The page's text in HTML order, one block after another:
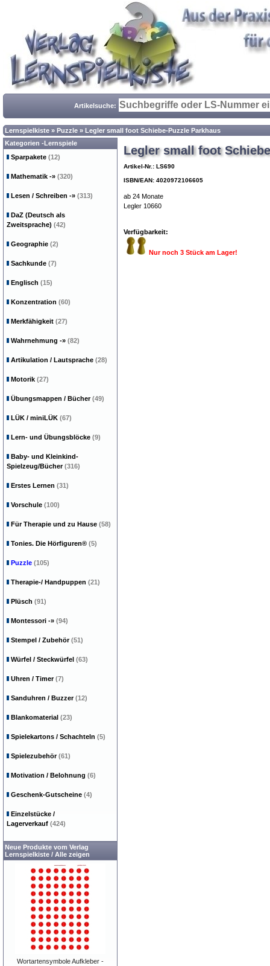
Artikelsuche:
Lernspielkiste » Puzzle » Legler small foot Schiebe-Puzzle Parkhaus
Legler small foot
Artikel-Nr.: LS690
ISBN/EAN: 4020972106605
ab 24 Monate
Legler 10660
Verfügbarkeit:
Nur noch 3 Stück am Lager!
Kategorien -Lernspiele
Sparpakete (12)
Mathematik -» (320)
Lesen / Schreiben -» (313)
DaZ (Deutsch als
Zweitsprache) (42)
Geographie (2)
Sachkunde (7)
Englisch (15)
Konzentration (60)
Merkfähigkeit (27)
Wahrnehmung -» (82)
Artikulation / Lautsprache (28)
Motorik (27)
Übungsmappen / Bücher(49)
LÜK / miniLÜK (67)
Lern- und Übungsblöcke (9)
Baby- und Kleinkind-
Spielzeug/Bücher(316)
Erstes Lernen (31)
Vorschule (100)
Für Therapie und zu Hause (58)
Tonies. Die Hörfiguren® (5)
Puzzle (105)
Therapie-/ Handpuppen (21)
Plüsch (91)
Montessori -» (94)
Stempel / Zubehör(51)
Würfel / Steckwürfel (63)
Uhren / Timer(7)
Sanduhren / Buzzer(12)
Blankomaterial (23)
Spielekartons / Schachteln (5)
Spielezubehör(61)
Motivation / Belohnung (6)
Geschenk-Gutscheine (4)
Einzelstücke /
Lagerverkauf (424)
Neue Produkte vom Verlag
Lernspielkiste / Alle zeigen
Wortartensymbole Aufkleber -